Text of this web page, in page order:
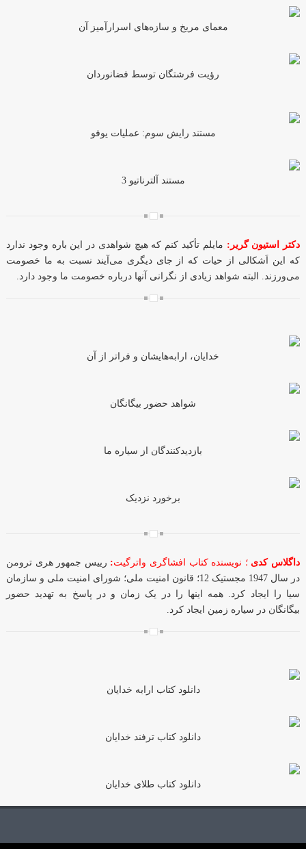
معمای مریخ و سازه‌های اسرارآمیز آن
رؤیت فرشتگان توسط فضانوردان
مستند رایش سوم: عملیات یوفو
مستند آلترناتیو 3
دکتر استیون گریر: مایلم تأکید کنم که هیچ شواهدی در این باره وجود ندارد
که این اَشکالی از حیات که از جای دیگری می‌آیند نسبت به ما خصومت
می‌ورزند. البته شواهد زیادی از نگرانی آنها درباره خصومت ما وجود دارد.
خدایان، ارابه‌هایشان و فراتر از آن
شواهد حضور بیگانگان
بازدیدکنندگان از سیاره ما
برخورد نزدیک
داگلاس کدی؛ نویسنده کتاب افشاگری واترگیت: رییس جمهور هری ترومن
در سال 1947 مجستیک 12؛ قانون امنیت ملی؛ شورای امنیت ملی و سازمان
سیا را ایجاد کرد. همه اینها را در یک زمان و در پاسخ به تهدید حضور
بیگانگان در سیاره زمین ایجاد کرد.
دانلود کتاب ارابه خدایان
دانلود کتاب ترفند خدایان
دانلود کتاب طلای خدایان